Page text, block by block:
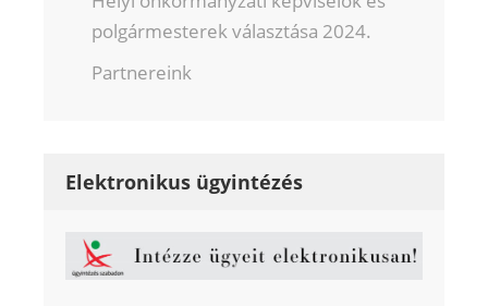
polgármesterek választása 2024.
Partnereink
Elektronikus ügyintézés